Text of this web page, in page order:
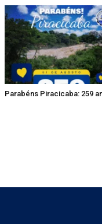
Parabéns Piracicaba: 259